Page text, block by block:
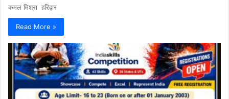
कमल मिश्रा हरिद्वार
Read More »